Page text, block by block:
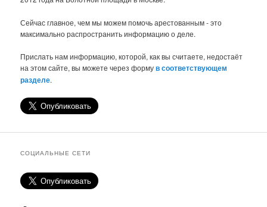
Сейчас главное, чем мы можем помочь арестованным - это
максимально распространить информацию о деле.
Прислать нам информацию, которой, как вы считаете, недостаёт
на этом сайте, вы можете через формув соответствующем
разделе.
СОЦИАЛЬНЫЕ СЕТИ